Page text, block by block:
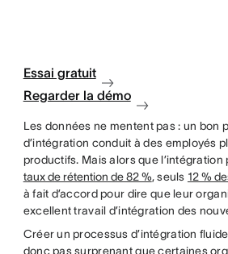
Essai gratuit
Regarder la démo
Les données ne mentent pas : un bon
d’intégration conduit à des employés
productifs. Mais alors que l’intégration
taux de rétention de 82 %, seuls 12 %
à fait d’accord pour dire que leur
excellent travail d’intégration des
Créer un processus d’intégration fluide
donc pas surprenant que certaines